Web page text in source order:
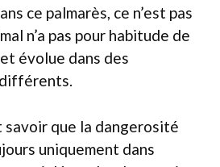
ce palmarès, ce n’est pas
n’a pas pour habitude de
évolue dans des
que la dangerosité
uniquement dans